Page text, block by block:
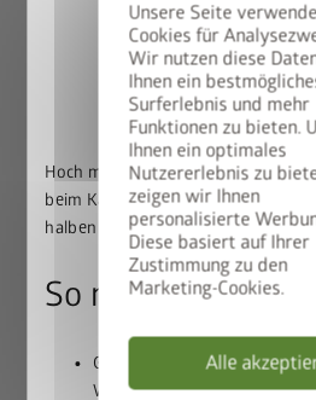
Unsere Seite
Cookies für
Wir nutzen diese
Ihnen ein
Surferlebnis und mehr
Funktionen zu bieten.
Ihnen ein optimales
Nutzererlebnis zu
zeigen wir Ihnen
personalisierte
Diese basiert auf Ihrer
Zustimmung zu den
Marketing-Cookies.
Alle
Hat das Hochbeet einen
Nein, das Hochbeet hat keinen
können Sie einen
einbauen, um beispielsweise die
den Bedarf an Füllmaterial zu
Wie viele Liter Erde
50% auf
Hoch mit dem Bike. Runter mit
beim Kauf eines passenden Biohort
halben Preis erhältlich.
So nutzen Sie
Gerätehaus und BikeLift
Warenkorb legen